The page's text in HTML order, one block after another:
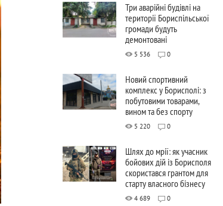
Три аварійні будівлі на
території Бориспільської
громади будуть
демонтовані
5 536 0
Новий спортивний
комплекс у Борисполі: з
побутовими товарами,
вином та без спорту
5 220 0
Шлях до мрії: як учасник
бойових дій із Борисполя
скористався грантом для
старту власного бізнесу
4 689 0